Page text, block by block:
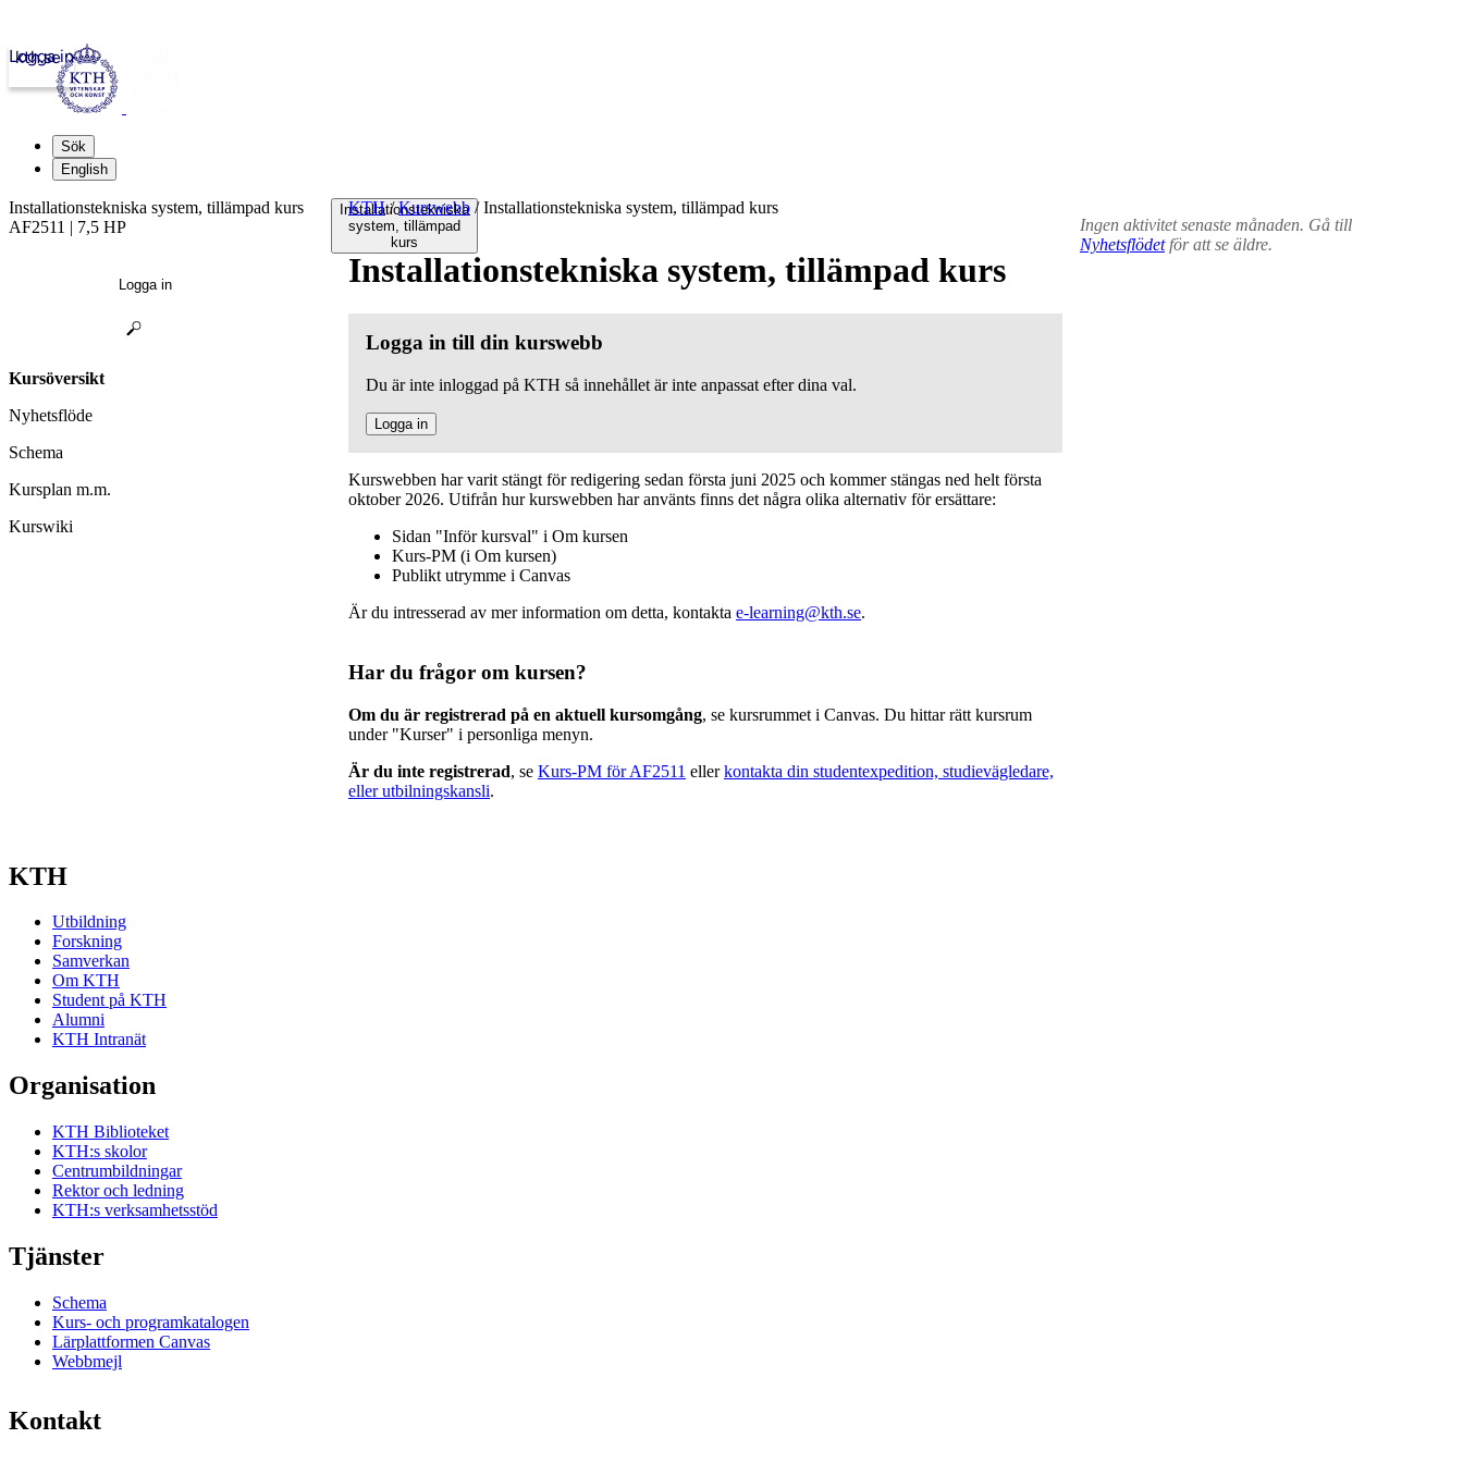
kth.se
Logga in
Sök
English
Installationstekniska
system, tillämpad
kurs
KTH / Kurswebb /Installationstekniska system, tillämpad kurs
Installationstekniska system, tillämpad kurs
Logga in till din kurswebb
Du är inte inloggad på KTH så innehållet är inte anpassat efter dina val.
Logga in
Kurswebben har varit stängt för redigering sedan första juni 2025 och kommer stängas ned helt första
oktober 2026. Utifrån hur kurswebben har använts finns det några olika alternativ för ersättare:
Sidan "Inför kursval" i Om kursen
Kurs-PM (i Om kursen)
Publikt utrymme i Canvas
Är du intresserad av mer information om detta, kontakta e-learning@kth.se.
Har du frågor om kursen?
Om du är registrerad på en aktuell kursomgång, se kursrummet i Canvas. Du hittar rätt kursrum
under "Kurser" i personliga menyn.
Är du inte registrerad, se Kurs-PM för AF2511 ellerkontakta din studentexpedition, studievägledare,
eller utbilningskansli.
Ingen aktivitet senaste månaden. Gå till
Nyhetsflödetför att se äldre.
Installationstekniska system, tillämpad kurs
AF2511 | 7,5 HP
Logga in
Kursöversikt
Nyhetsflöde
Schema
Kursplan m.m.
Kurswiki
KTH
Utbildning
Forskning
Samverkan
Om KTH
Student på KTH
Alumni
KTH Intranät
Organisation
KTH Biblioteket
KTH:s skolor
Centrumbildningar
Rektor och ledning
KTH:s verksamhetsstöd
Tjänster
Schema
Kurs- och programkatalogen
Lärplattformen Canvas
Webbmejl
Kontakt